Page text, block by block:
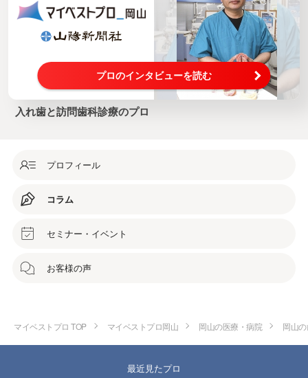
プロのインタビューを読む
入れ歯と訪問歯科診療のプロ
プロフィール
コラム
セミナー・イベント
お客様の声
マイベストプロ TOP マイベストプロ岡山 岡山の医療・病院 岡山
最近見たプロ